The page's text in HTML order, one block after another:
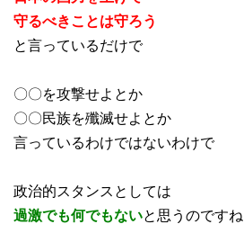
守るべきことは守ろう
と言っているだけで
〇〇を攻撃せよとか
〇〇民族を殲滅せよとか
言っているわけではないわけで
政治的スタンスとしては
過激でも何でもないと思うのですね